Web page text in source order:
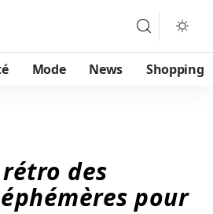
Mode News Shopping
des
pour